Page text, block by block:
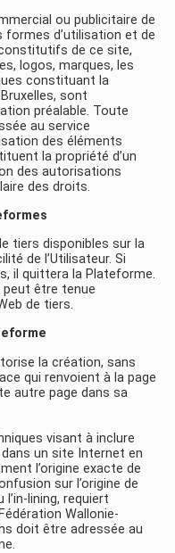
ou publicitaire de
d’utilisation et de
de ce site,
logos, marques, les
constituant la
sont
préalable. Toute
au service
des éléments
la propriété d’un
des autorisations
des droits.
tiers disponibles sur la
de l’Utilisateur. Si
il quittera la Plateforme.
peut être tenue
de tiers.
la création, sans
qui renvoient à la page
autre page dans sa
visant à inclure
un site Internet en
l’origine exacte de
sur l’origine de
lining, requiert
Wallonie-
doit être adressée au